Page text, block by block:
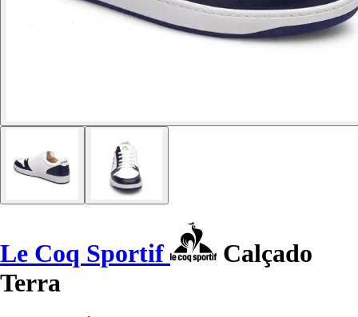
Le Coq Sportif
Calçado
Terra